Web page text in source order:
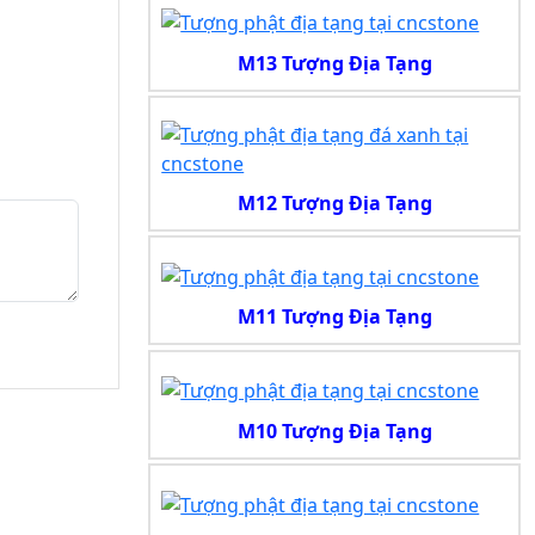
M13 Tượng Địa Tạng
M12 Tượng Địa Tạng
M11 Tượng Địa Tạng
M10 Tượng Địa Tạng